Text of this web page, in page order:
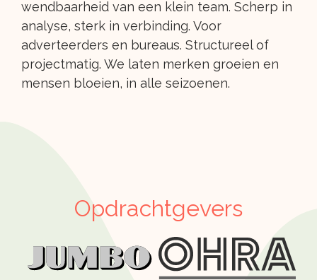
wendbaarheid van een klein team. Scherp in
analyse, sterk in verbinding. Voor
adverteerders en bureaus. Structureel of
projectmatig. We laten merken groeien en
mensen bloeien, in alle seizoenen.
Opdrachtgevers